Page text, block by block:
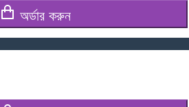
অর্ডার করুন